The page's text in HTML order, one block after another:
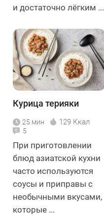
и достаточно лёгким ...
Курица терияки
25 мин 129 Ккал
5
При приготовлении
блюд азиатской кухни
часто используются
соусы и приправы с
необычными вкусами,
которые ...